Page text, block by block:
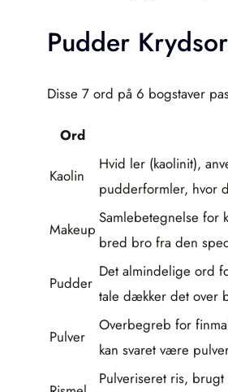
Pudder
Disse 7 ord på 6 bogstaver
Ord
Kaolin
Hvid ler (kaolinit),
pudderformler, hvor
Makeup
Samlebetegnelse for
bred bro fra den
Pudder
Det almindelige ord
tale dækker det over
Pulver
Overbegreb for
kan svaret være
Pulveriseret ris,